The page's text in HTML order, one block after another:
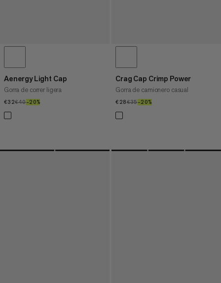
Aenergy Light Cap
Gorra de correr ligera
€32€32
€40€40
–20%
Crag Cap Crimp Power
Gorra de camionero casual
€28€28
€35€35
–20%